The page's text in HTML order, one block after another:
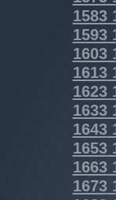
1583
1593
1603
1613
1623
1633
1643
1653
1663
1673